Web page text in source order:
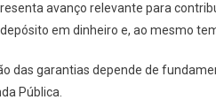
avanço relevante para
em dinheiro e, ao mesmo
das garantias depende de
Pública.